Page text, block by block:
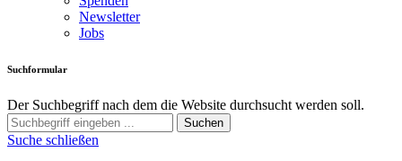
Newsletter
Jobs
Suchformular
Der Suchbegriff nach dem die Website durchsucht werden soll.
Suchen
Suche schließen